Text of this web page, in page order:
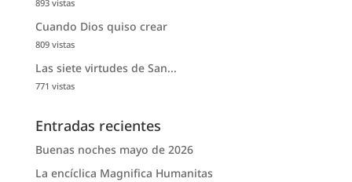
893 vistas
Cuando Dios quiso crear
809 vistas
Las siete virtudes de San...
771 vistas
Entradas recientes
Buenas noches mayo de 2026
La encíclica Magnifica Humanitas